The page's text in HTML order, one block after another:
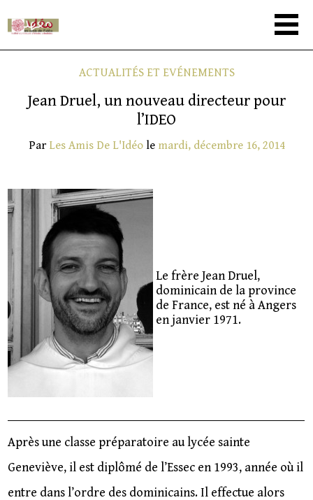
ACTUALITÉS ET EVÉNEMENTS
Jean Druel, un nouveau directeur pour
l’IDEO
Par Les Amis De L'Idéo le mardi, décembre 16, 2014
Le frère Jean Druel,
dominicain de la province
de France, est né à Angers
en janvier 1971.
Après une classe préparatoire au lycée sainte
Geneviève, il est diplômé de l’Essec en 1993, année où il
entre dans l’ordre des dominicains. Il effectue alors